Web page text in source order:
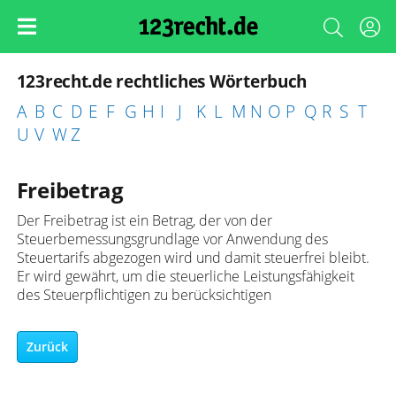
123recht.de rechtliches Wörterbuch
A B C D E F G H I J K L M N O P Q R S T
U V WZ
Freibetrag
Der Freibetrag ist ein Betrag, der von der
Steuerbemessungsgrundlage vor Anwendung des
Steuertarifs abgezogen wird und damit steuerfrei bleibt.
Er wird gewährt, um die steuerliche Leistungsfähigkeit
des Steuerpflichtigen zu berücksichtigen
Zurück